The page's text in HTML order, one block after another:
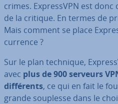
crimes. Ex­pressVPN est
de la critique. En termes de
Mais comment se place
cur­rence ?
Sur le plan technique,
avec plus de 900 serveurs
dif­fé­rents, ce qui en fait le
grande souplesse dans le